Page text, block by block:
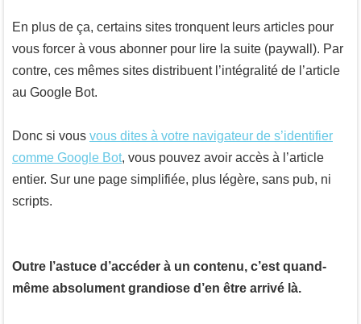
En plus de ça, certains sites tronquent leurs articles pour
vous forcer à vous abonner pour lire la suite (paywall). Par
contre, ces mêmes sites distribuent l’intégralité de l’article
au Google Bot.
Donc si vous vous dites à votre navigateur de s’identifier
comme Google Bot, vous pouvez avoir accès à l’article
entier. Sur une page simplifiée, plus légère, sans pub, ni
scripts.
Outre l’astuce d’accéder à un contenu, c’est quand-
même absolument grandiose d’en être arrivé là.